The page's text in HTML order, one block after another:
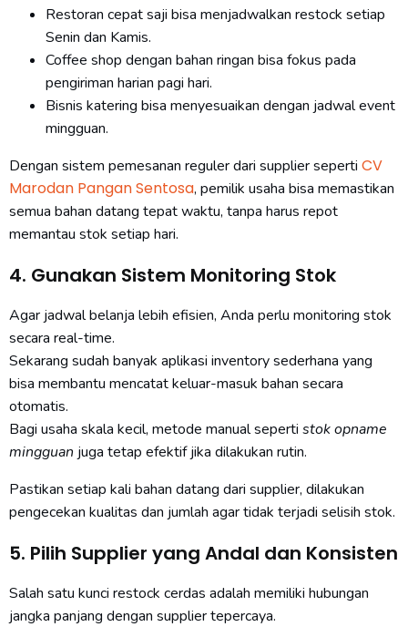
Restoran cepat saji bisa menjadwalkan restock setiap
Senin dan Kamis.
Coffee shop dengan bahan ringan bisa fokus pada
pengiriman harian pagi hari.
Bisnis katering bisa menyesuaikan dengan jadwal event
mingguan.
Dengan sistem pemesanan reguler dari supplier seperti CV
Marodan Pangan Sentosa, pemilik usaha bisa memastikan
semua bahan datang tepat waktu, tanpa harus repot
memantau stok setiap hari.
4. Gunakan Sistem Monitoring Stok
Agar jadwal belanja lebih efisien, Anda perlu monitoring stok
secara real-time.
Sekarang sudah banyak aplikasi inventory sederhana yang
bisa membantu mencatat keluar-masuk bahan secara
otomatis.
Bagi usaha skala kecil, metode manual seperti stok opname
mingguan juga tetap efektif jika dilakukan rutin.
Pastikan setiap kali bahan datang dari supplier, dilakukan
pengecekan kualitas dan jumlah agar tidak terjadi selisih stok.
5. Pilih Supplier yang Andal dan Konsisten
Salah satu kunci restock cerdas adalah memiliki hubungan
jangka panjang dengan supplier tepercaya.